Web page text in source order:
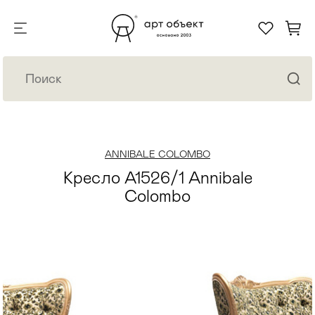
ANNIBALE COLOMBO
Кресло A1526/1 Annibale
Colombo